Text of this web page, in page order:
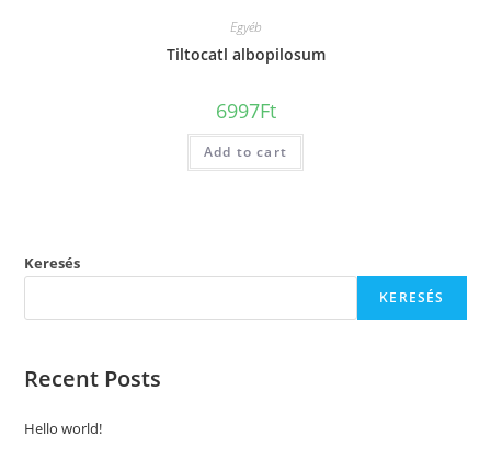
Egyéb
Tiltocatl albopilosum
6997Ft
Add to cart
Keresés
KERESÉS
Recent Posts
Hello world!